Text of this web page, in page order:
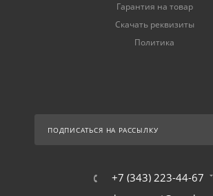
Гарантия на товар
Скачать реквизиты
Политика
ПОДПИСАТЬСЯ НА РАССЫЛКУ
+7 (343) 223-44-67